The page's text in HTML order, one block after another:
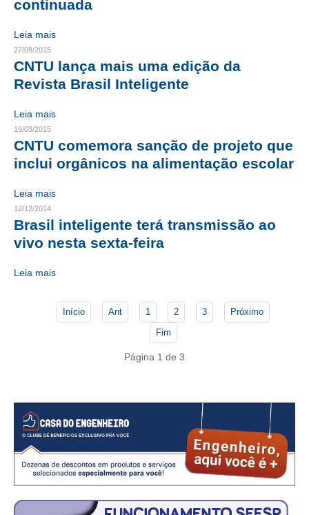
CURSOS
ENGENHEIRO EMPREENDEDOR
SEESP EDUCAÇÃO
PLATAFORMAS GRATUITAS
BENEFÍCIOS
APOSENTADORIA
CONVÊNIOS
CONSÓRCIOS
NOTÍCIAS
CONTEÚDO ESPECIAL
JORNAL DO ENGENHEIRO
continuada
Leia mais
27/08/2015
CNTU lança mais uma edição da
Revista Brasil Inteligente
Leia mais
19/03/2015
CNTU comemora sanção de projeto que
inclui orgânicos na alimentação escolar
Leia mais
12/12/2014
Brasil inteligente terá transmissão ao
vivo nesta sexta-feira
Leia mais
Início Ant 1 2 3
Próximo
Fim
Página 1 de 3